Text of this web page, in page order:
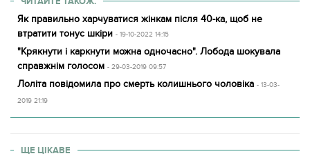
Як правильно харчуватися жінкам після 40-ка, щоб не
втратити тонус шкіри - 19-10-2022 14:15
"Крякнути і каркнути можна одночасно". Лобода шокувала
справжнім голосом - 29-03-2019 09:57
Лоліта повідомила про смерть колишнього чоловіка - 13-03-
2019 21:19
ЩЕ ЦІКАВЕ